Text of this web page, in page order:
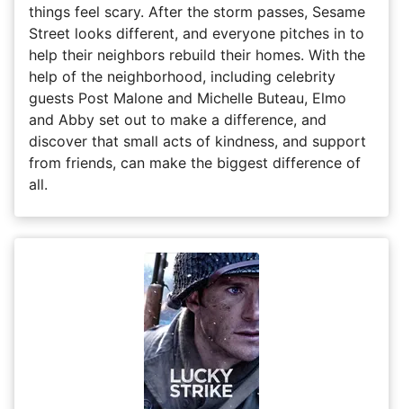
things feel scary. After the storm passes, Sesame
Street looks different, and everyone pitches in to
help their neighbors rebuild their homes. With the
help of the neighborhood, including celebrity
guests Post Malone and Michelle Buteau, Elmo
and Abby set out to make a difference, and
discover that small acts of kindness, and support
from friends, can make the biggest difference of
all.